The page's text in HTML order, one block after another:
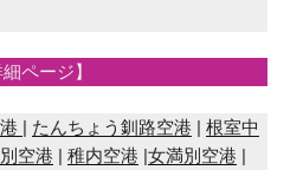
ページ】
| たんちょう釧路空港 | 根室中
空港 | 稚内空港 |女満別空港 |